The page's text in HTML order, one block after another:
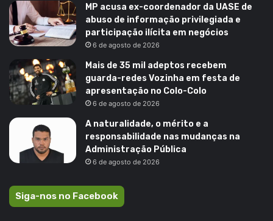
MP acusa ex-coordenador da UASE de
abuso de informação privilegiada e
participação ilícita em negócios
6 de agosto de 2026
Mais de 35 mil adeptos recebem
guarda-redes Vozinha em festa de
apresentação no Colo-Colo
6 de agosto de 2026
A naturalidade, o mérito e a
responsabilidade nas mudanças na
Administração Pública
6 de agosto de 2026
Siga-nos no Facebook